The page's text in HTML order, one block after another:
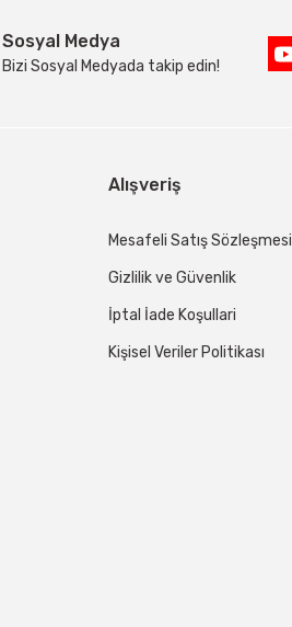
Sosyal Medya
Bizi Sosyal Medyada takip edin!
Alışveriş
Mesafeli Satış Sözleşmesi
Gizlilik ve Güvenlik
İptal İade Koşullari
Kişisel Veriler Politikası